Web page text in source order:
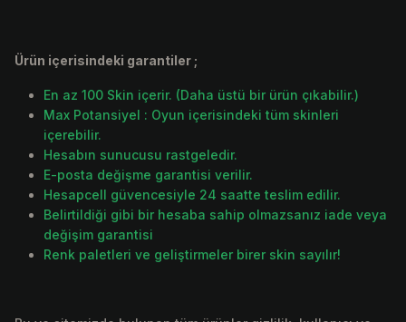
Ürün içerisindeki garantiler ;
En az 100 Skin içerir. (Daha üstü bir ürün çıkabilir.)
Max Potansiyel : Oyun içerisindeki tüm skinleri
içerebilir.
Hesabın sunucusu rastgeledir.
E-posta değişme garantisi verilir.
Hesapcell güvencesiyle 24 saatte teslim edilir.
Belirtildiği gibi bir hesaba sahip olmazsanız iade veya
değişim garantisi
Renk paletleri ve geliştirmeler birer skin sayılır!